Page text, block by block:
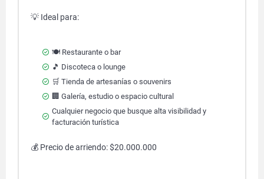
💡 Ideal para:
🍽️ Restaurante o bar
🎵 Discoteca o lounge
🛒 Tienda de artesanías o souvenirs
🏢 Galería, estudio o espacio cultural
Cualquier negocio que busque alta visibilidad y
facturación turística
💰 Precio de arriendo: $20.000.000